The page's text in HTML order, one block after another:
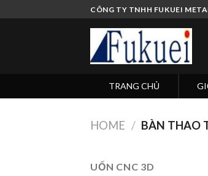
to
CÔNG TY TNHH FUKUEI
TRANG CHỦ
HOME / BÀN THAO
UỐN CNC 3D